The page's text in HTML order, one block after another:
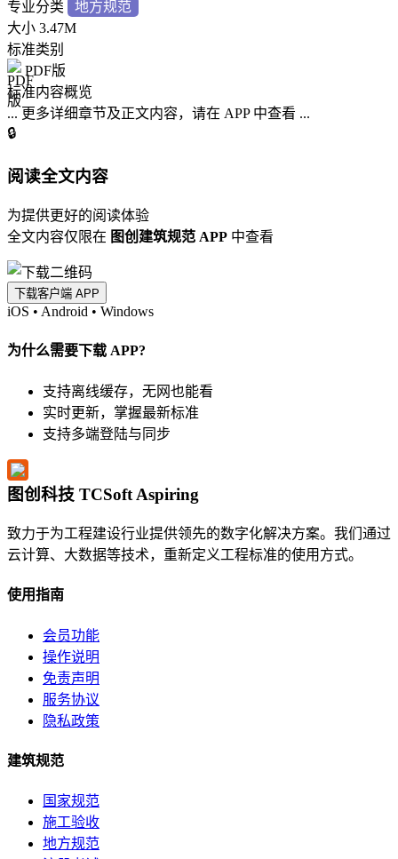
专业分类
地方规范
大小 3.47M
标准类别
PDF版
标准内容概览
... 更多详细章节及正文内容，请在 APP 中查看 ...
🔒
阅读全文内容
为提供更好的阅读体验
全文内容仅限在 图创建筑规范 APP 中查看
下载客户端 APP
iOS • Android • Windows
为什么需要下载 APP?
支持离线缓存，无网也能看
实时更新，掌握最新标准
支持多端登陆与同步
图创科技 TCSoft Aspiring
致力于为工程建设行业提供领先的数字化解决方案。我们通过
云计算、大数据等技术，重新定义工程标准的使用方式。
使用指南
会员功能
操作说明
免责声明
服务协议
隐私政策
建筑规范
国家规范
施工验收
地方规范